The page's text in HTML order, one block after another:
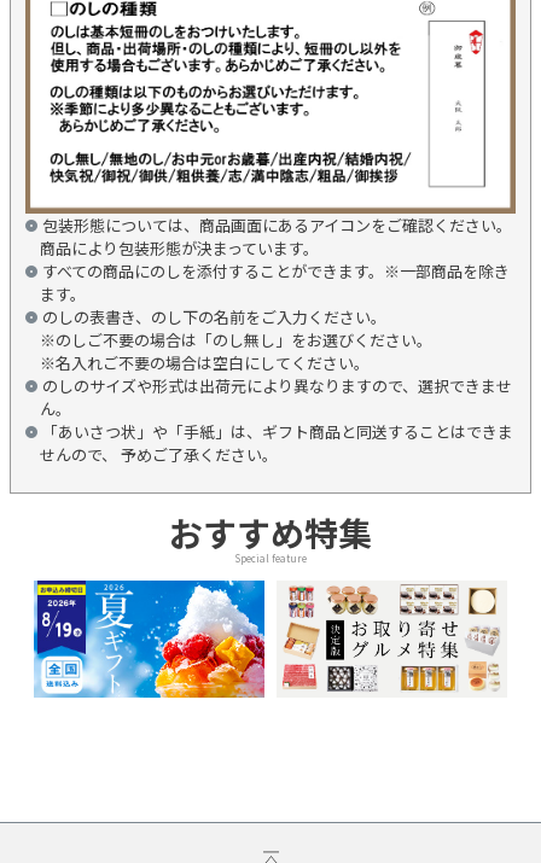
包装形態については、商品画面にあるアイコンをご確認ください。
商品により包装形態が決まっています。
すべての商品にのしを添付することができます。※一部商品を除き
ます。
のしの表書き、のし下の名前をご入力ください。
※のしご不要の場合は「のし無し」をお選びください。
※名入れご不要の場合は空白にしてください。
のしのサイズや形式は出荷元により異なりますので、選択できませ
ん。
「あいさつ状」や「手紙」は、ギフト商品と同送することはできま
せんので、 予めご了承ください。
おすすめ特集
Special feature